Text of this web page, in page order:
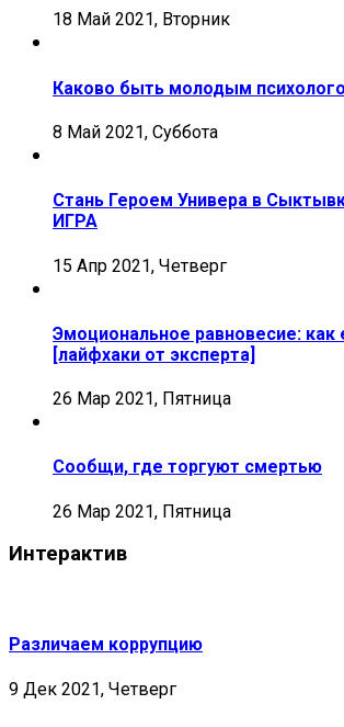
18 Май 2021, Вторник
Каково быть молодым
8 Май 2021, Суббота
Стань Героем Универа в
ИГРА
15 Апр 2021, Четверг
Эмоциональное равновесие: как
[лайфхаки от эксперта]
26 Мар 2021, Пятница
Сообщи, где торгуют смертью
26 Мар 2021, Пятница
Интерактив
Различаем коррупцию
9 Дек 2021, Четверг